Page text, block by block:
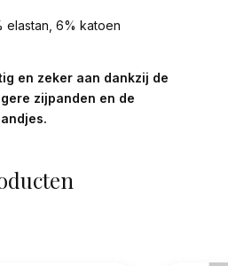
elastan, 6% katoen
en zeker aan dankzij de
zijpanden en de